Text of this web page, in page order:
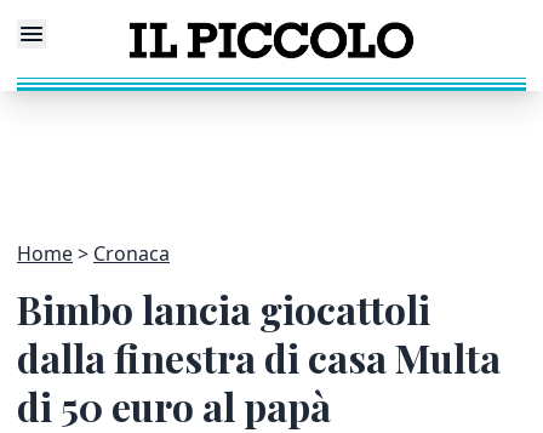
Home Cronaca
Bimbo lancia giocattoli
dalla finestra di casa Multa
di 50 euro al papà